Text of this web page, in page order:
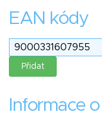
EAN kódy
Informace o